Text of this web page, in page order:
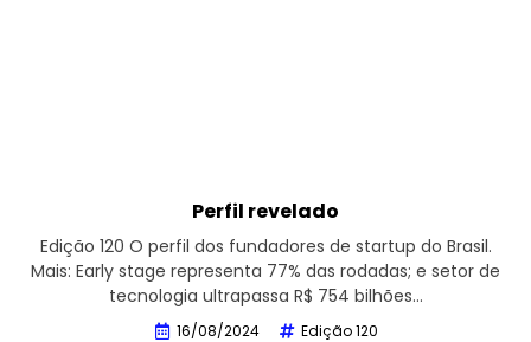
Perfil revelado
Edição 120 O perfil dos fundadores de startup do Brasil.
Mais: Early stage representa 77% das rodadas; e setor de
tecnologia ultrapassa R$ 754 bilhões…
16/08/2024 Edição 120